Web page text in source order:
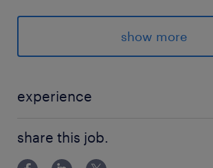
部内人数：11名(うち派遣2名)
＜＜ 目白／西早稲田 ＞＞
★ITサポート
★カスタマーサポート
show more
experience
何らかの問合せ対応経験をお持ちの方
経験者優遇いたします！～
share this job.